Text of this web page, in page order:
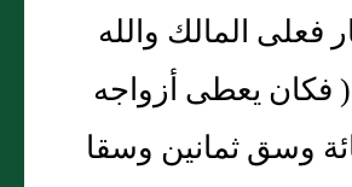
فعلى المالك والله
فكان يعطى أزواجه
وسق ثمانين وسقا